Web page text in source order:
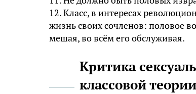
12. Класс, в интересах
жизнь своих сочленов: половое
мешая, во всём его обслуживая.
Критика
классовой теории